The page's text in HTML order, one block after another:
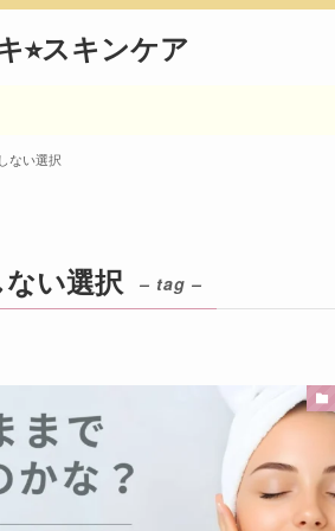
⭐︎スキンケア
ない選択
い選択 – tag –